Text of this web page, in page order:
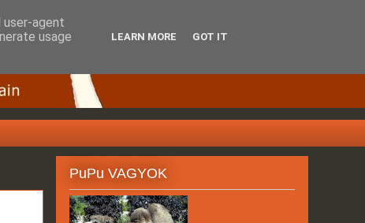
PuPu VAGYOK
user-agent
usage
LEARN MORE GOT IT